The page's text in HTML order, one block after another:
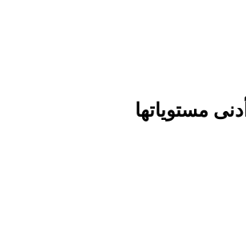
مستوياتها